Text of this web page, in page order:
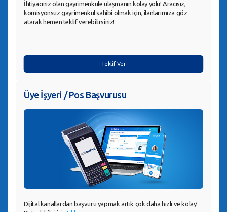
İhtiyacınız olan gayrimenkule ulaşmanın kolay yolu! Aracısız,
komisyonsuz gayrimenkul sahibi olmak için, ilanlarımıza göz
atarak hemen teklif verebilirsiniz!
Teklif Ver
Üye İşyeri / Pos Başvurusu
Dijital kanallardan başvuru yapmak artık çok daha hızlı ve kolay!